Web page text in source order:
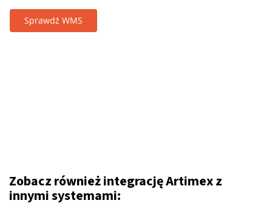
Sprawdź WMS
Zobacz również integrację Artimex z
innymi systemami: